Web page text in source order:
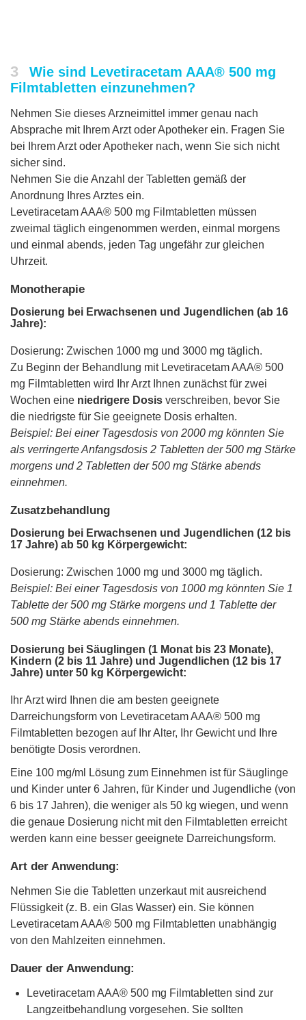
3
Wie sind Levetiracetam AAA® 500 mg
Filmtabletten einzunehmen?
Nehmen Sie dieses Arzneimittel immer genau nach
Absprache mit Ihrem Arzt oder Apotheker ein. Fragen Sie
bei Ihrem Arzt oder Apotheker nach, wenn Sie sich nicht
sicher sind.
Nehmen Sie die Anzahl der Tabletten gemäß der
Anordnung Ihres Arztes ein.
Levetiracetam AAA® 500 mg Filmtabletten müssen
zweimal täglich eingenommen werden, einmal morgens
und einmal abends, jeden Tag ungefähr zur gleichen
Uhrzeit.
Monotherapie
Dosierung bei Erwachsenen und Jugendlichen (ab 16
Jahre):
Dosierung: Zwischen 1000 mg und 3000 mg täglich.
Zu Beginn der Behandlung mit Levetiracetam AAA® 500
mg Filmtabletten wird Ihr Arzt Ihnen zunächst für zwei
Wochen eine niedrigere Dosis verschreiben, bevor Sie
die niedrigste für Sie geeignete Dosis erhalten.
Beispiel: Bei einer Tagesdosis von 2000 mg könnten Sie
als verringerte Anfangsdosis 2 Tabletten der 500 mg Stärke
morgens und 2 Tabletten der 500 mg Stärke abends
einnehmen.
Zusatzbehandlung
Dosierung bei Erwachsenen und Jugendlichen (12 bis
17 Jahre) ab 50 kg Körpergewicht:
Dosierung: Zwischen 1000 mg und 3000 mg täglich.
Beispiel: Bei einer Tagesdosis von 1000 mg könnten Sie 1
Tablette der 500 mg Stärke morgens und 1 Tablette der
500 mg Stärke abends einnehmen.
Dosierung bei Säuglingen (1 Monat bis 23 Monate),
Kindern (2 bis 11 Jahre) und Jugendlichen (12 bis 17
Jahre) unter 50 kg Körpergewicht:
Ihr Arzt wird Ihnen die am besten geeignete
Darreichungsform von Levetiracetam AAA® 500 mg
Filmtabletten bezogen auf Ihr Alter, Ihr Gewicht und Ihre
benötigte Dosis verordnen.
Eine 100 mg/ml Lösung zum Einnehmen ist für Säuglinge
und Kinder unter 6 Jahren, für Kinder und Jugendliche (von
6 bis 17 Jahren), die weniger als 50 kg wiegen, und wenn
die genaue Dosierung nicht mit den Filmtabletten erreicht
werden kann eine besser geeignete Darreichungsform.
Art der Anwendung:
Nehmen Sie die Tabletten unzerkaut mit ausreichend
Flüssigkeit (z. B. ein Glas Wasser) ein. Sie können
Levetiracetam AAA® 500 mg Filmtabletten unabhängig
von den Mahlzeiten einnehmen.
Dauer der Anwendung:
Levetiracetam AAA® 500 mg Filmtabletten sind zur
Langzeitbehandlung vorgesehen. Sie sollten